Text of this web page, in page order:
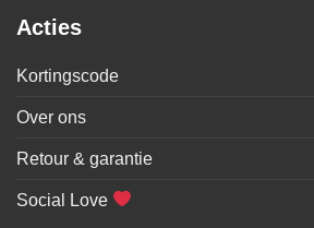
Acties
Kortingscode
Over ons
Retour & garantie
Social Love